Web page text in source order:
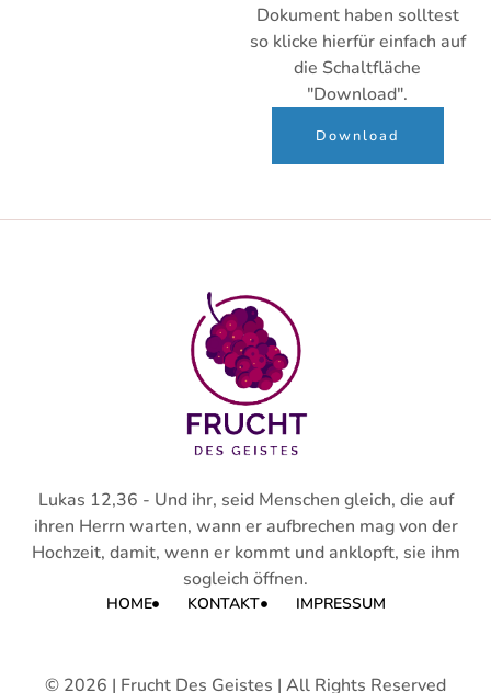
Dokument haben solltest
so klicke hierfür einfach auf
die Schaltfläche
"Download".
Download
Lukas 12,36 - Und ihr, seid Menschen gleich, die auf
ihren Herrn warten, wann er aufbrechen mag von der
Hochzeit, damit, wenn er kommt und anklopft, sie ihm
sogleich öffnen.
HOME KONTAKT IMPRESSUM
© 2026 | Frucht Des Geistes | All Rights Reserved